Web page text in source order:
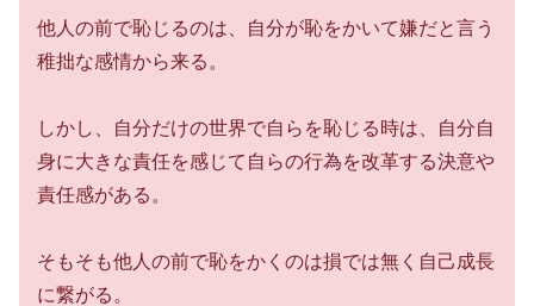
他人の前で恥じるのは、自分が恥をかいて嫌だと言う
稚拙な感情から来る。
しかし、自分だけの世界で自らを恥じる時は、自分自
身に大きな責任を感じて自らの行為を改革する決意や
責任感がある。
そもそも他人の前で恥をかくのは損では無く自己成長
に繋がる。